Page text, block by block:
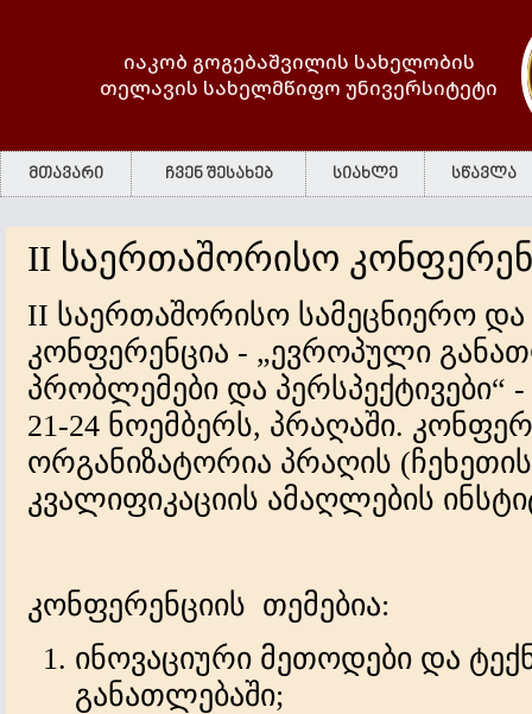
იაკობ გოგებაშვილის სახელობის
თელავის სახელმწიფო უნივერსიტეტი
მთავარი ჩვენ შესახებ სიახლე სწავლა
II საერთაშორისო
II საერთაშორისო სამეცნიერო
კონფერენცია - „ევროპული
პრობლემები და პერსპექტივები“
21-24 ნოემბერს, პრაღაში.
ორგანიზატორია პრაღის
კვალიფიკაციის ამაღლების
კონფერენციის თემებია:
ინოვაციური მეთოდები და
განათლებაში;